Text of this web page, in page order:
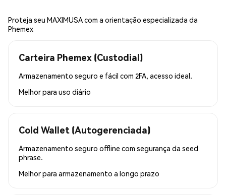
Proteja seu MAXIMUSA com a orientação especializada da
Phemex
Carteira Phemex (Custodial)
Armazenamento seguro e fácil com 2FA, acesso ideal.
Melhor para uso diário
Cold Wallet (Autogerenciada)
Armazenamento seguro offline com segurança da seed
phrase.
Melhor para armazenamento a longo prazo